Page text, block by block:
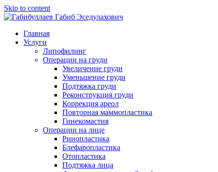
Skip to content
Главная
Услуги
Липофилинг
Операции на груди
Увеличение груди
Уменьшение груди
Подтяжка груди
Реконструкция груди
Коррекция ареол
Повторная маммопластика
Гинекомастия
Операции на лице
Ринопластика
Блефаропластика
Отопластика
Подтяжка лица